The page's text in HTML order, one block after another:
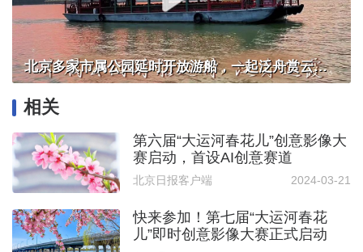
北京多家市属公园延时开放游船，一起泛舟赏云霞！
相关
第六届“大运河春花儿”创意影像大
赛启动，首设AI创意赛道
北京日报客户端 2024-03-21
快来参加！第七届“大运河春花
儿”即时创意影像大赛正式启动